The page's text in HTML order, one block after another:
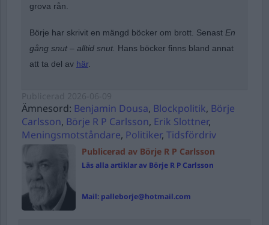
grova rån.
Börje har skrivit en mängd böcker om brott. Senast En
gång snut – alltid snut. Hans böcker finns bland annat
att ta del av här.
Ämnesord: Benjamin Dousa, Blockpolitik, Börje
Carlsson, Börje R P Carlsson, Erik Slottner,
Meningsmotståndare, Politiker, Tidsfördriv
Publicerad av Börje R P Carlsson
Läs alla artiklar av Börje R P Carlsson
Mail: palleborje@hotmail.com